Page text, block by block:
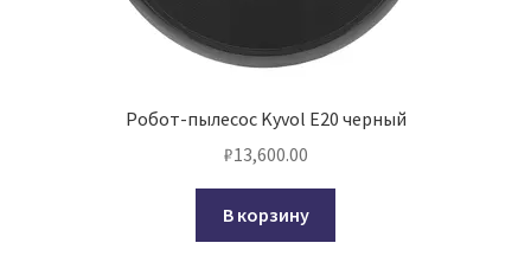
Робот-пылесос Kyvol E20 черный
₽13,600.00
В корзину